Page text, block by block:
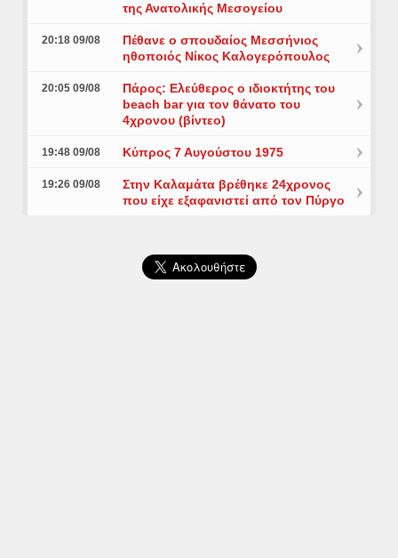
της Ανατολικής Μεσογείου
20:18 09/08
Πέθανε ο σπουδαίος Μεσσήνιος
ηθοποιός Νίκος Καλογερόπουλος
20:05 09/08
Πάρος: Ελεύθερος ο ιδιοκτήτης του
beach bar για τον θάνατο του
4χρονου (βίντεο)
19:48 09/08 Κύπρος 7 Αυγούστου 1975
19:26 09/08
Στην Καλαμάτα βρέθηκε 24χρονος
που είχε εξαφανιστεί από τον Πύργο